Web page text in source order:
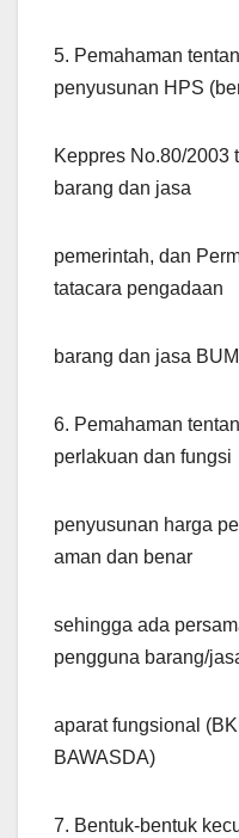
5. Pemahaman
penyusunan HPS
Keppres No.80/2003
barang dan jasa
pemerintah, dan
tatacara pengadaan
barang dan jasa
6. Pemahaman
perlakuan dan fungsi
penyusunan harga
aman dan benar
sehingga ada
pengguna barang/
aparat fungsional
BAWASDA)
7. Bentuk-bentuk